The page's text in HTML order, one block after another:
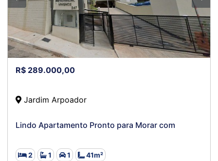
R$ 289.000,00
Jardim Arpoador
Lindo Apartamento Pronto para Morar com
2 1 1 41m²